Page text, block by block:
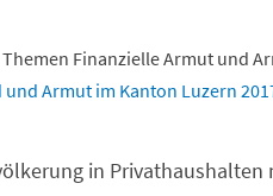
Finanzielle Armut und
Armut im Kanton Luzern
in Privathaushalten